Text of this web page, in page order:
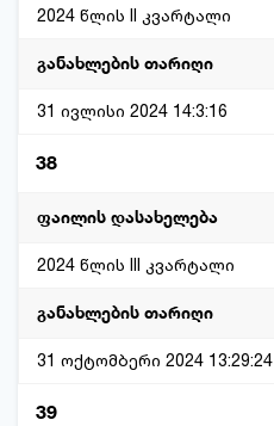
2024 წლის II კვარტალი
31 ივლისი 2024 14:3:16
38
2024 წლის III კვარტალი
31 ოქტომბერი 2024 13:29:24
39